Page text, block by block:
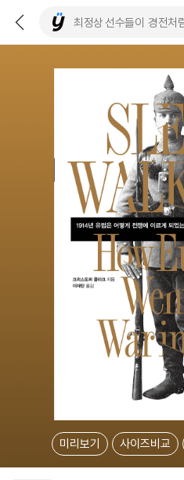
미리보기 사이즈비교